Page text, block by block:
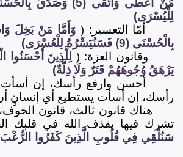
لِلْيُسْرَى)
أمّا التعسير: (
بِالْحُسْنَى (9) فَسَنُيَسِّرُهُ لِلْعُسْرَى)
وقانون العزة: ( لِلَّذِينَ أَحْسَنُوا
يَرْهَقُ وُجُوهَهُمْ قَتَرٌ وَلَا ذِلَّةٌ)
أحسن وارفع رأسك، إن أسأت
رأسك، إن أسأت يستطيع أي إنسانٍ
هناك قانون ثالث، قانون
تشرك فيها يقذف الله في قلبك
سَنُلْقِي فِي قُلُوبِ الَّذِينَ كَفَرُوا الرُّعْبَ